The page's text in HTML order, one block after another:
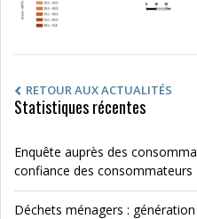
RETOUR AUX ACTUALITÉS
Statistiques récentes
Enquête auprès des
confiance des consommateurs
Déchets ménagers :